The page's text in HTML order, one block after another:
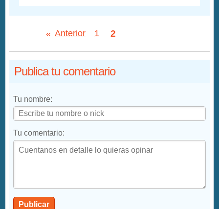
« Anterior 1 2
Publica tu comentario
Tu nombre:
Tu comentario:
Publicar